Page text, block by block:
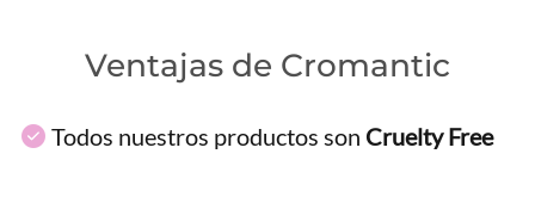
Ventajas de Cromantic
Todos nuestros productos son Cruelty Free